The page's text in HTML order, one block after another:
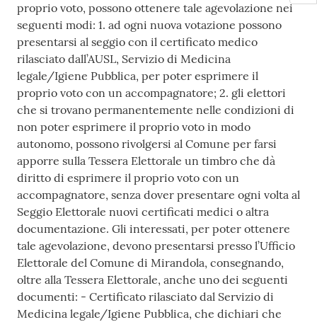
proprio voto, possono ottenere tale agevolazione nei
seguenti modi: 1. ad ogni nuova votazione possono
presentarsi al seggio con il certificato medico
rilasciato dall’AUSL, Servizio di Medicina
legale/Igiene Pubblica, per poter esprimere il
proprio voto con un accompagnatore; 2. gli elettori
che si trovano permanentemente nelle condizioni di
non poter esprimere il proprio voto in modo
autonomo, possono rivolgersi al Comune per farsi
apporre sulla Tessera Elettorale un timbro che dà
diritto di esprimere il proprio voto con un
accompagnatore, senza dover presentare ogni volta al
Seggio Elettorale nuovi certificati medici o altra
documentazione. Gli interessati, per poter ottenere
tale agevolazione, devono presentarsi presso l’Ufficio
Elettorale del Comune di Mirandola, consegnando,
oltre alla Tessera Elettorale, anche uno dei seguenti
documenti: - Certificato rilasciato dal Servizio di
Medicina legale/Igiene Pubblica, che dichiari che